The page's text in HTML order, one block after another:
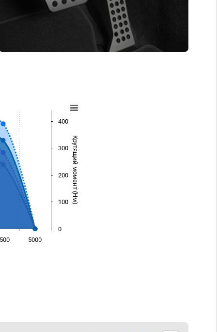
Крутящий момент (Нм)
5000
0
100
200
300
400